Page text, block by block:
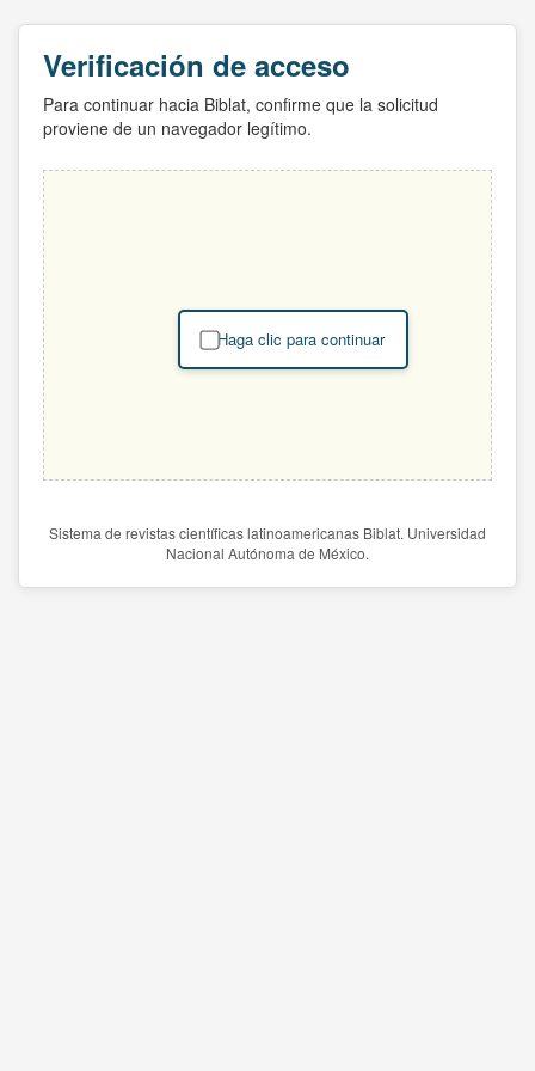
Verificación de acceso
Para continuar hacia Biblat, confirme que la solicitud
proviene de un navegador legítimo.
Haga clic para continuar
Sistema de revistas científicas latinoamericanas Biblat. Universidad
Nacional Autónoma de México.